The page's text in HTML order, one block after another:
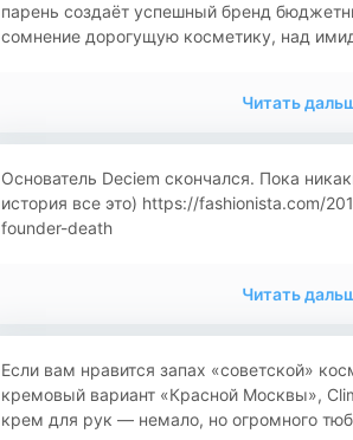
парень создаёт успешный бренд
сомнение дорогущую косметику, над
Читать
Основатель Deciem скончался. Пока
история все это) https://fashionista.com/
founder-death
Читать
Если вам нравится запах «советской»
кремовый вариант «Красной Москвы»,
крем для рук — немало, но огромного